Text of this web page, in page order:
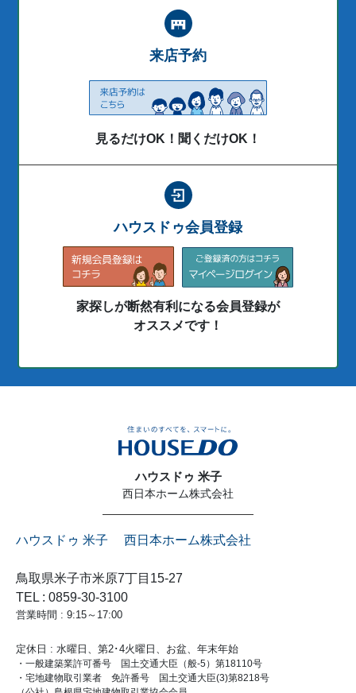
来店予約
見るだけOK！聞くだけOK！
ハウスドゥ会員登録
家探しが断然有利になる会員登録が
オススメです！
ハウスドゥ 米子
西日本ホーム株式会社
ハウスドゥ 米子 西日本ホーム株式会社
鳥取県米子市米原7丁目15-27
TEL : 0859-30-3100
営業時間 : 9:15～17:00
定休日 : 水曜日、第2･4火曜日、お盆、年末年始
・一般建築業許可番号 国土交通大臣（般-5）第18110号
・宅地建物取引業者 免許番号 国土交通大臣(3)第8218号